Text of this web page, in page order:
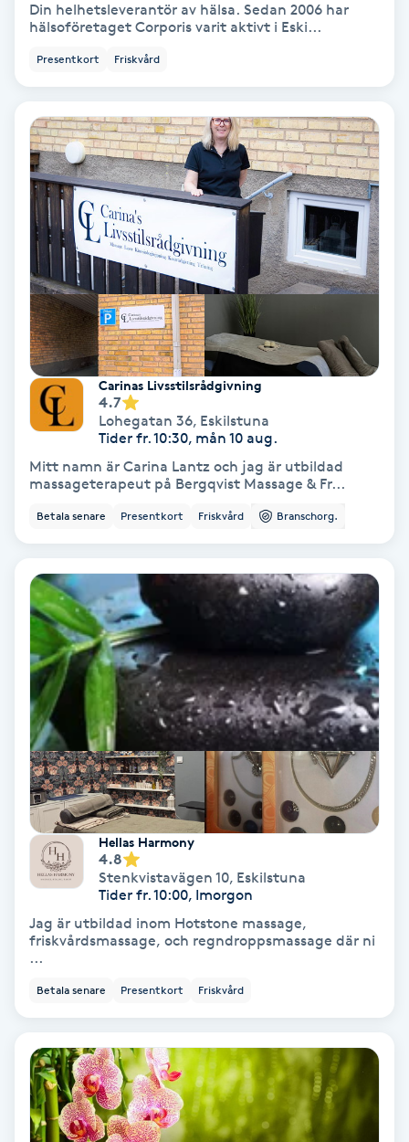
Faceliftmassage
Fet hårbotten
Fettreducering
Fibromassage
Fillers
Fotmassage
Fotsvamp
Fransfärgning
Fransförlängning
Fransförlängning Megavolym
Fransförlängning Volym
Fransk manikyr
Fransrengöring
Friskvård
Friskvårdsmassage
Frisör
Funktionsanalys
Din helhetsleverantör av hälsa. Sedan 2006 har
hälsoföretaget Corporis varit aktivt i Eski...
Presentkort Friskvård
Carinas Livsstilsrådgivning
4.7
Lohegatan 36, Eskilstuna
Tider fr. 10:30, mån 10 aug.
Mitt namn är Carina Lantz och jag är utbildad
massageterapeut på Bergqvist Massage & Fr...
Betala senare Presentkort Friskvård Branschorg.
Hellas Harmony
4.8
Stenkvistavägen 10, Eskilstuna
Tider fr. 10:00, Imorgon
Jag är utbildad inom Hotstone massage,
friskvårdsmassage, och regndroppsmassage där ni
...
Betala senare Presentkort Friskvård